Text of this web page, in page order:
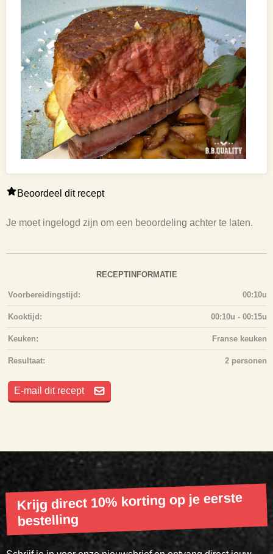
Beoordeel dit recept
Je moet ingelogd zijn om een beoordeling achter te laten.
RECEPTINFORMATIE
Voorbereidingstijd: 00:10u
Kooktijd: 00:10u - 00:15u
Keuken: Franse keuken
Resultaat: 2 personen
E-mail dit recept
Krijg direct 10% korting op je eerste
bestelling